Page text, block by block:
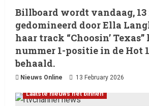
Billboard wordt vandaag, 13
gedomineerd door Ella
haar track “Choosin’ Texas”
nummer 1-positie in de Hot
behaald.
Nieuws Online 13 February 2026
Laatste nieuws net binnen